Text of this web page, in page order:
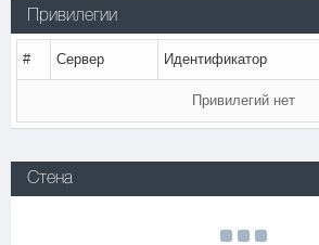
Привилегии
# Сервер Идентификатор
Привилегий нет
Стена